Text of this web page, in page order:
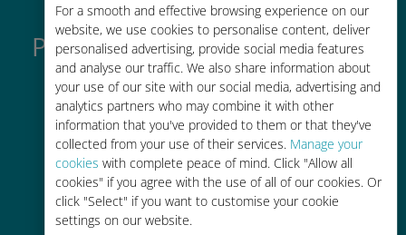
For a smooth and effective browsing experience on our
website, we use cookies to personalise content, deliver
personalised advertising, provide social media features
and analyse our traffic. We also share information about
your use of our site with our social media, advertising and
analytics partners who may combine it with other
information that you've provided to them or that they've
collected from your use of their services. Manage your
cookies with complete peace of mind. Click "Allow all
cookies" if you agree with the use of all of our cookies. Or
click "Select" if you want to customise your cookie
settings on our website.
Por qué es tan buena la eSIM
internacional de Ubigi
Activación instantánea